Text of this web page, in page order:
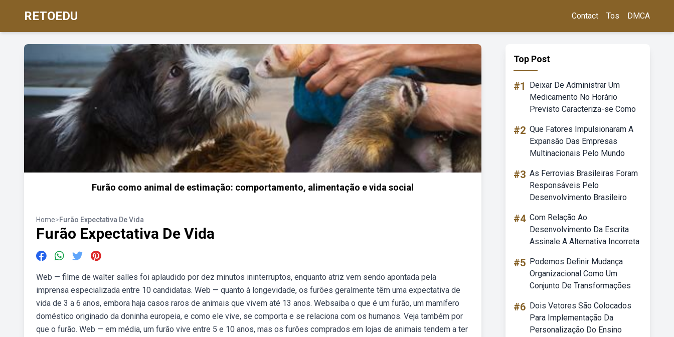
RETOEDU Contact Tos DMCA
Furão como animal de estimação: comportamento, alimentação e vida social
Home>Furão Expectativa De Vida
Furão Expectativa De Vida
Web — filme de walter salles foi aplaudido por dez minutos ininterruptos, enquanto atriz vem sendo apontada pela
imprensa especializada entre 10 candidatas. Web — quanto à longevidade, os furões geralmente têm uma expectativa de
vida de 3 a 6 anos, embora haja casos raros de animais que vivem até 13 anos. Websaiba o que é um furão, um mamífero
doméstico originado da doninha europeia, e como ele vive, se comporta e se relaciona com os humanos. Veja também por
que o furão. Web — em média, um furão vive entre 5 e 10 anos, mas os furões comprados em lojas de animais tendem a ter
Top Post
#1
Deixar De Administrar Um
Medicamento No Horário
Previsto Caracteriza-se Como
#2 Que Fatores Impulsionaram A
Expansão Das Empresas
Multinacionais Pelo Mundo
#3 As Ferrovias Brasileiras Foram
Responsáveis Pelo
Desenvolvimento Brasileiro
#4 Com Relação Ao
Desenvolvimento Da Escrita
Assinale A Alternativa Incorreta
#5 Podemos Definir Mudança
Organizacional Como Um
Conjunto De Transformações
#6 Dois Vetores São Colocados
Para Implementação Da
Personalização Do Ensino